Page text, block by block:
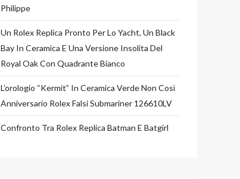
Philippe
Un Rolex Replica Pronto Per Lo Yacht, Un Black
Bay In Ceramica E Una Versione Insolita Del
Royal Oak Con Quadrante Bianco
L’orologio “Kermit” In Ceramica Verde Non Così
Anniversario Rolex Falsi Submariner 126610LV
Confronto Tra Rolex Replica Batman E Batgirl